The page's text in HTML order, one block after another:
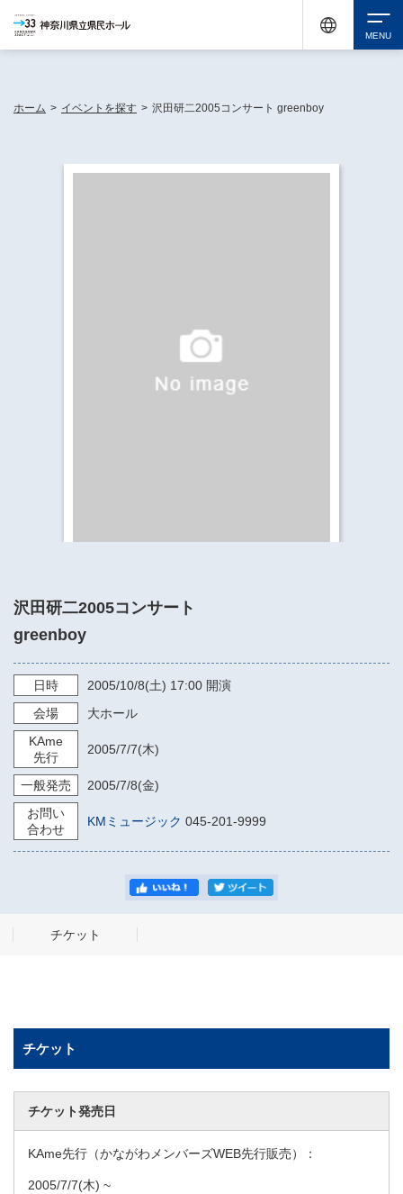
ホーム > イベントを探す > 沢田研二2005コンサート greenboy
沢田研二2005コンサート
greenboy
日時 2005/10/8(土) 17:00 開演
会場
大ホール
KAme
先行
2005/7/7(木)
一般発売 2005/7/8(金)
お問い
合わせ
KMミュージック 045-201-9999
チケット
チケット
チケット発売日
KAme先行（かながわメンバーズWEB先行販売）：
2005/7/7(木) ~